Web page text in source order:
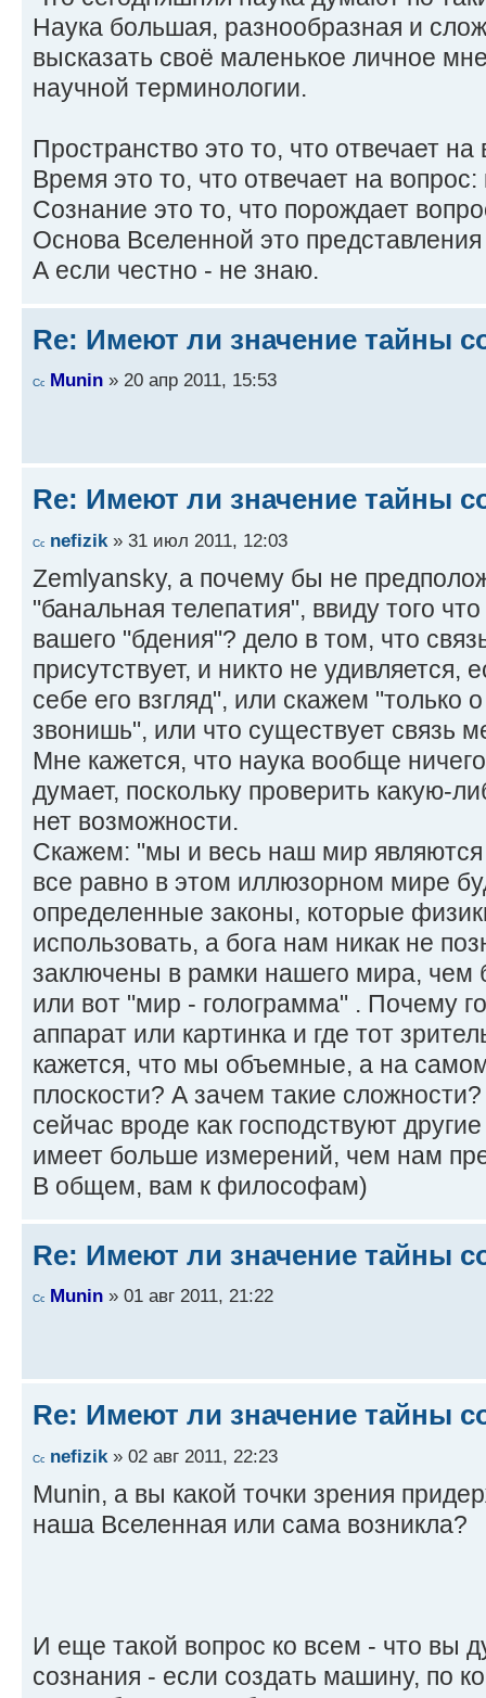
Наука большая, разнообразная и
высказать своё маленькое личное
научной терминологии.
Пространство это то, что отвечает на
Время это то, что отвечает на вопрос:
Сознание это то, что порождает
Основа Вселенной это
А если честно - не знаю.
Re: Имеют ли значение тайны
Munin » 20 апр 2011, 15:53
Re: Имеют ли значение тайны
nefizik » 31 июл 2011, 12:03
Zemlyansky, а почему бы не
"банальная телепатия", ввиду того
вашего "бдения"? дело в том, что
присутствует, и никто не удивляется,
себе его взгляд", или скажем "только
звонишь", или что существует связь
Мне кажется, что наука вообще
думает, поскольку проверить какую-
нет возможности.
Скажем: "мы и весь наш мир являются
все равно в этом иллюзорном мире
определенные законы, которые
использовать, а бога нам никак не
заключены в рамки нашего мира, чем
или вот "мир - голограмма" . Почему
аппарат или картинка и где тот
кажется, что мы объемные, а на
плоскости? А зачем такие
сейчас вроде как господствуют
имеет больше измерений, чем нам
В общем, вам к философам)
Re: Имеют ли значение тайны
Munin » 01 авг 2011, 21:22
Re: Имеют ли значение тайны
nefizik » 02 авг 2011, 22:23
Munin, а вы какой точки зрения
наша Вселенная или сама возникла?
И еще такой вопрос ко всем - что вы
сознания - если создать машину, по